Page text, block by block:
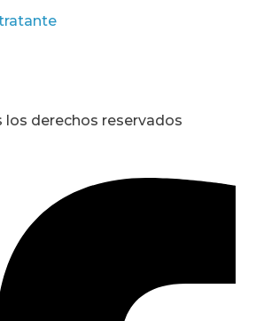
los derechos reservados